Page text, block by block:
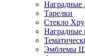
Наградные
Тарелки
Стекло
Наградные
Эмблемы